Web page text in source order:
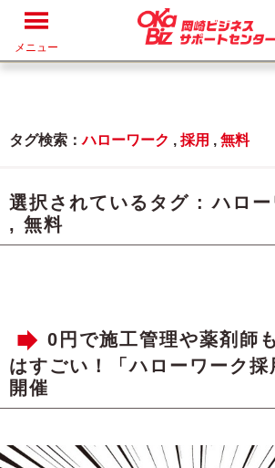
メニュー
タグ検索：ハローワーク , 採用 , 無料
選択されているタグ :ハロー
, 無料
0円で施工管理や薬剤師
はすごい！「ハローワーク採
開催